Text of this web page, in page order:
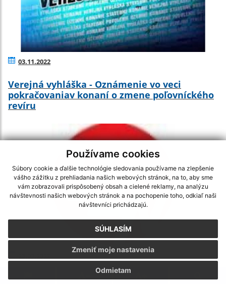
Používame cookies
Súbory cookie a ďalšie technológie sledovania používame na zlepšenie
vášho zážitku z prehliadania našich webových stránok, na to, aby sme
vám zobrazovali prispôsobený obsah a cielené reklamy, na analýzu
návštevnosti našich webových stránok a na pochopenie toho, odkiaľ naši
návštevníci prichádzajú.
SÚHLASÍM
Odmietam
Zmeniť moje nastavenia
03.11.2022
Verejná vyhláška - Oznámenie vo veci
pokračovaniav konaní o zmene poľovníckého
revíru
VZN o určení výšky príspevkov v MŠ a ŠZ